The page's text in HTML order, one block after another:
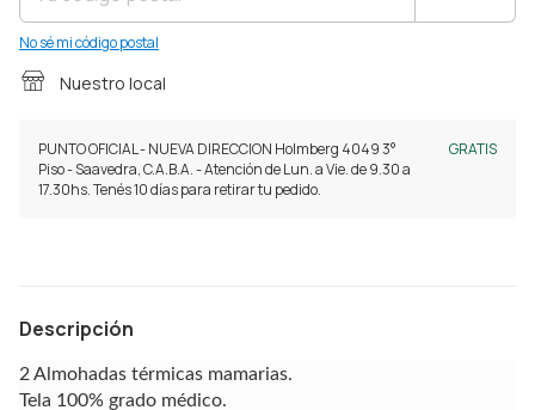
No sé mi código postal
Nuestro local
PUNTO OFICIAL - NUEVA DIRECCION Holmberg 4049 3°
Piso - Saavedra, C.A.B.A. - Atención de Lun. a Vie. de 9.30 a
17.30hs. Tenés 10 días para retirar tu pedido.
GRATIS
Descripción
2 Almohadas térmicas mamarias.
Tela 100% grado médico.